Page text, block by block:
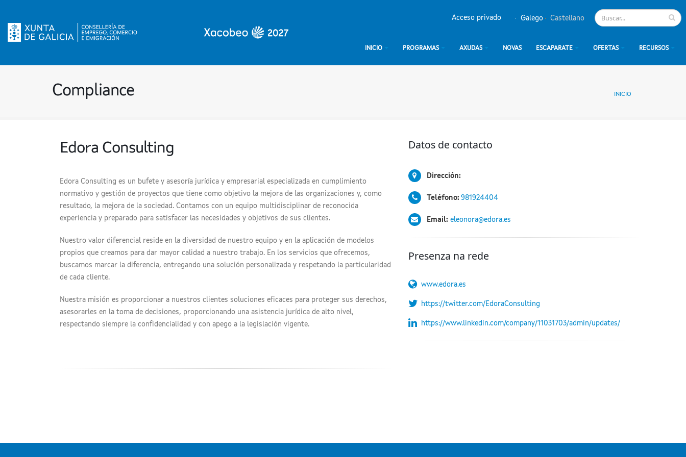
Galego Castellano
Acceso privado
INICIO PROGRAMAS AXUDAS NOVAS ESCAPARATE OFERTAS RECURSOS
Compliance INICIO
Edora Consulting
Edora Consulting es un bufete y asesoría jurídica y empresarial especializada en cumplimiento
normativo y gestión de proyectos que tiene como objetivo la mejora de las organizaciones y, como
resultado, la mejora de la sociedad. Contamos con un equipo multidisciplinar de reconocida
experiencia y preparado para satisfacer las necesidades y objetivos de sus clientes.
​Nuestro valor diferencial reside en la diversidad de nuestro equipo y en la aplicación de modelos
propios que creamos para dar mayor calidad a nuestro trabajo. En los servicios que ofrecemos,
buscamos marcar la diferencia, entregando una solución personalizada y respetando la particularidad
de cada cliente.
Nuestra misión es proporcionar a nuestros clientes soluciones eficaces para proteger sus derechos,
asesorarles en la toma de decisiones, proporcionando una asistencia jurídica de alto nivel,
respectando siempre la confidencialidad y con apego a la legislación vigente.
Datos de contacto
Dirección:
Teléfono: 981924404
Email: eleonora@edora.es
Presenza na rede
www.edora.es
https://twitter.com/EdoraConsulting
https://www.linkedin.com/company/11031703/admin/updates/